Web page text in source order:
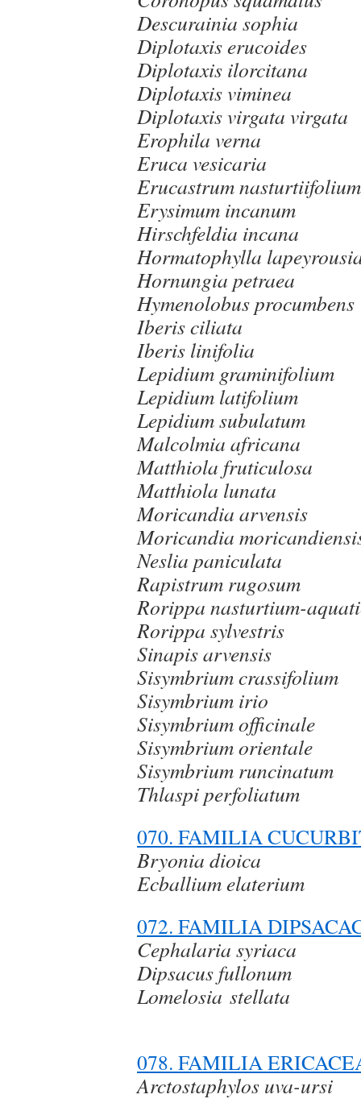
Descurainia sophia
Diplotaxis erucoides
Diplotaxis ilorcitana
Diplotaxis viminea
Diplotaxis virgata virgata
Erophila verna
Eruca vesicaria
Erucastrum nasturtiifolium
Erysimum incanum
Hirschfeldia incana
Hormatophylla
Hornungia petraea
Hymenolobus procumbens
Iberis ciliata
Iberis linifolia
Lepidium graminifolium
Lepidium latifolium
Lepidium subulatum
Malcolmia africana
Matthiola fruticulosa
Matthiola lunata
Moricandia arvensis
Moricandia
Neslia paniculata
Rapistrum rugosum
Rorippa nasturtium-
Rorippa sylvestris
Sinapis arvensis
Sisymbrium crassifolium
Sisymbrium irio
Sisymbrium officinale
Sisymbrium orientale
Sisymbrium runcinatum
Thlaspi perfoliatum
070. FAMILIA
Bryonia dioica
Ecballium elaterium
072. FAMILIA
Cephalaria syriaca
Dipsacus fullonum
078. FAMILIA
Arctostaphylos uva-ursi